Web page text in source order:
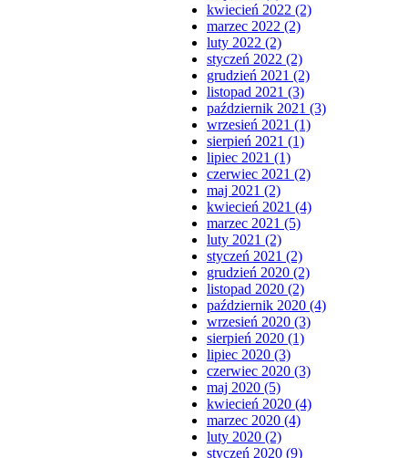
kwiecień 2022 (2)
marzec 2022 (2)
luty 2022 (2)
styczeń 2022 (2)
grudzień 2021 (2)
listopad 2021 (3)
październik 2021 (3)
wrzesień 2021 (1)
sierpień 2021 (1)
lipiec 2021 (1)
czerwiec 2021 (2)
maj 2021 (2)
kwiecień 2021 (4)
marzec 2021 (5)
luty 2021 (2)
styczeń 2021 (2)
grudzień 2020 (2)
listopad 2020 (2)
październik 2020 (4)
wrzesień 2020 (3)
sierpień 2020 (1)
lipiec 2020 (3)
czerwiec 2020 (3)
maj 2020 (5)
kwiecień 2020 (4)
marzec 2020 (4)
luty 2020 (2)
styczeń 2020 (9)